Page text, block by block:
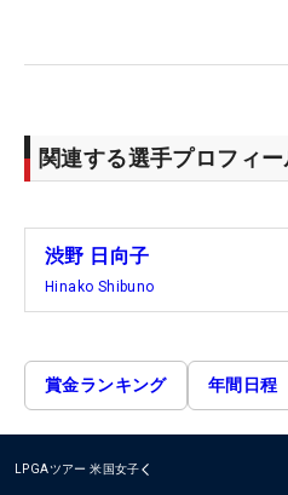
関連する選手プロフィ
渋野 日向子
Hinako Shibuno
賞金ランキング 年間日程
LPGAツアー 米国女子